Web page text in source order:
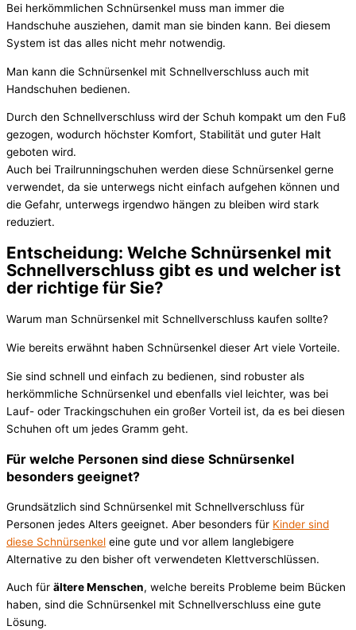
Bei herkömmlichen Schnürsenkel muss man immer die
Handschuhe ausziehen, damit man sie binden kann. Bei diesem
System ist das alles nicht mehr notwendig.
Man kann die Schnürsenkel mit Schnellverschluss auch mit
Handschuhen bedienen.
Durch den Schnellverschluss wird der Schuh kompakt um den Fuß
gezogen, wodurch höchster Komfort, Stabilität und guter Halt
geboten wird.
Auch bei Trailrunningschuhen werden diese Schnürsenkel gerne
verwendet, da sie unterwegs nicht einfach aufgehen können und
die Gefahr, unterwegs irgendwo hängen zu bleiben wird stark
reduziert.
Entscheidung: Welche Schnürsenkel mit
Schnellverschluss gibt es und welcher ist
der richtige für Sie?
Warum man Schnürsenkel mit Schnellverschluss kaufen sollte?
Wie bereits erwähnt haben Schnürsenkel dieser Art viele Vorteile.
Sie sind schnell und einfach zu bedienen, sind robuster als
herkömmliche Schnürsenkel und ebenfalls viel leichter, was bei
Lauf- oder Trackingschuhen ein großer Vorteil ist, da es bei diesen
Schuhen oft um jedes Gramm geht.
Für welche Personen sind diese Schnürsenkel
besonders geeignet?
Grundsätzlich sind Schnürsenkel mit Schnellverschluss für
Personen jedes Alters geeignet. Aber besonders für Kinder sind
diese Schnürsenkel eine gute und vor allem langlebigere
Alternative zu den bisher oft verwendeten Klettverschlüssen.
Auch für ältere Menschen, welche bereits Probleme beim Bücken
haben, sind die Schnürsenkel mit Schnellverschluss eine gute
Lösung.